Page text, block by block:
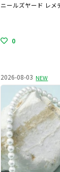
ニールズヤード レメ
0
2026-08-03 NEW